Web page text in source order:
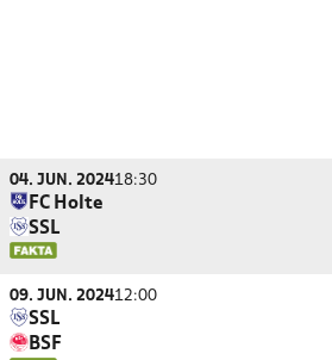
04. JUN. 202418:30
FC Holte
SSL
09. JUN. 202412:00
SSL
BSF